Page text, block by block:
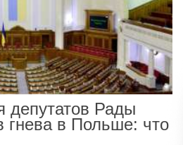
депутатов Рады
гнева в Польше: что